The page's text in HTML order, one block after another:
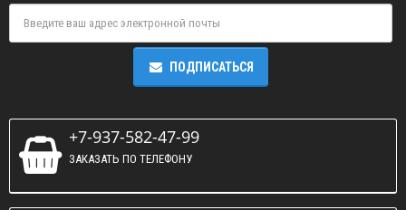
ПОДПИСАТЬСЯ
+7-937-582-47-99
ЗАКАЗАТЬ ПО ТЕЛЕФОНУ